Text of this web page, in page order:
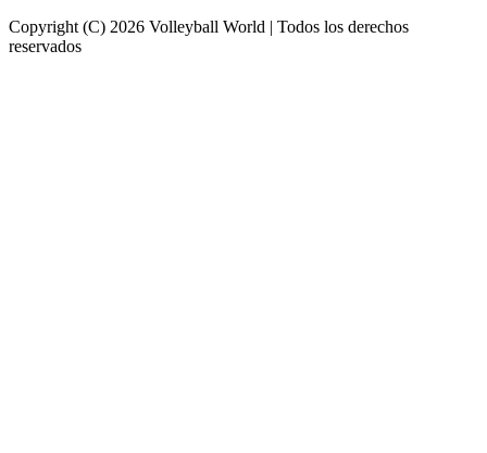
Copyright (C) 2026 Volleyball World | Todos los derechos
reservados